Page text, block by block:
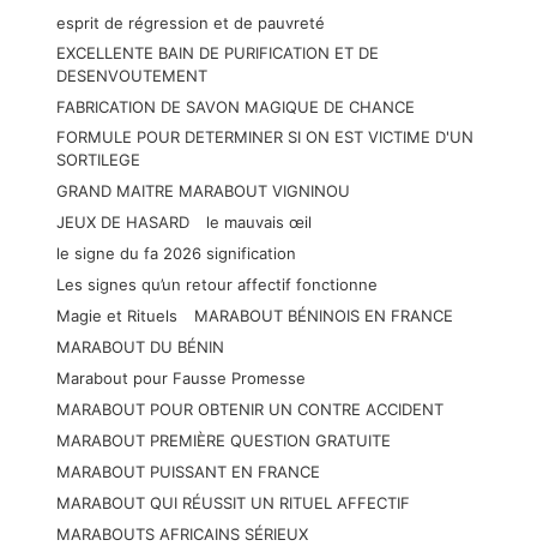
esprit de régression et de pauvreté
EXCELLENTE BAIN DE PURIFICATION ET DE
DESENVOUTEMENT
FABRICATION DE SAVON MAGIQUE DE CHANCE
FORMULE POUR DETERMINER SI ON EST VICTIME D'UN
SORTILEGE
GRAND MAITRE MARABOUT VIGNINOU
JEUX DE HASARD
le mauvais œil
le signe du fa 2026 signification
Les signes qu’un retour affectif fonctionne
Magie et Rituels
MARABOUT BÉNINOIS EN FRANCE
MARABOUT DU BÉNIN
Marabout pour Fausse Promesse
MARABOUT POUR OBTENIR UN CONTRE ACCIDENT
MARABOUT PREMIÈRE QUESTION GRATUITE
MARABOUT PUISSANT EN FRANCE
MARABOUT QUI RÉUSSIT UN RITUEL AFFECTIF
MARABOUTS AFRICAINS SÉRIEUX